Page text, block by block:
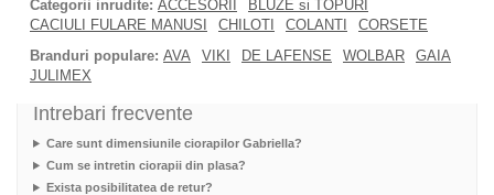
Categorii inrudite: ACCESORII
BLUZE si TOPURI
CACIULI FULARE MANUSI
CHILOTI COLANTI
CORSETE
Branduri populare: AVA VIKI DE LAFENSE WOLBAR
GAIA
JULIMEX
Intrebari frecvente
Care sunt dimensiunile ciorapilor Gabriella?
Cum se intretin ciorapii din plasa?
Exista posibilitatea de retur?